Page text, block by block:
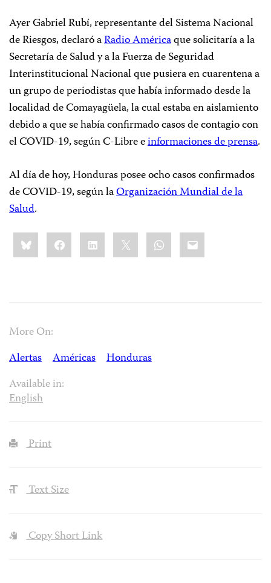
Ayer Gabriel Rubí, representante del Sistema Nacional
de Riesgos, declaró aRadio Américaque solicitaría a la
Secretaría de Salud y a la Fuerza de Seguridad
Interinstitucional Nacional que pusiera en cuarentena a
un grupo de periodistas que había informado desde la
localidad de Comayagüela, la cual estaba en aislamiento
debido a que se había confirmado casos de contagio con
el COVID-19, según C-Libre einformaciones de prensa.
Al día de hoy, Honduras posee ocho casos confirmados
de COVID-19, según laOrganización Mundial de la
Salud.
Share
this:BlueskyFacebookLinkedIn WhatsApp
Email
More On:
Alertas
Américas
Honduras
Available in:
English
Print
Text Size
Copy Short Link